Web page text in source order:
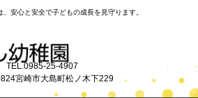
安心と安全で子どもの成長を見守ります。
TEL.0985-25-4907
宮崎市大島町松ノ木下229